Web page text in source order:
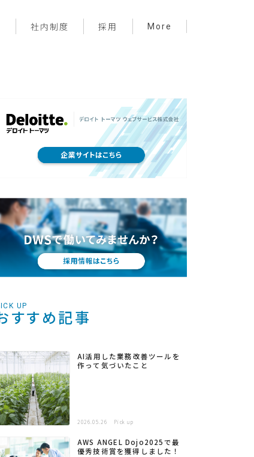
社内制度 採用 More
サーバーレス
プライベート
メンバー紹介
UP
すすめ記事
AI活用した業務改善ツールを
作って気づいたこと
2026.05.26 Pick up
AWS ANGEL Dojo2025で最
優秀技術賞を獲得しました！